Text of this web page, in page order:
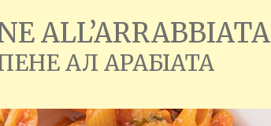
ALL’ARRABBIATA
АЛ АРАБІАТА